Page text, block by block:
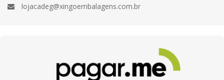
lojacadeg@xingoembalagens.com.br